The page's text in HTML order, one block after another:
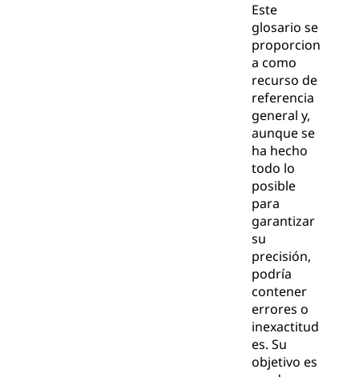
Este
glosario se
proporcion
a como
recurso de
referencia
general y,
aunque se
ha hecho
todo lo
posible
para
garantizar
su
precisión,
podría
contener
errores o
inexactitud
es. Su
objetivo es